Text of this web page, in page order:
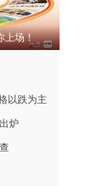
上场！
以跌为主
炉